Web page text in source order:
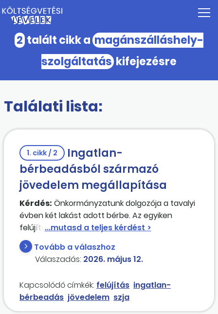
2 talált cikk a magánszálláshely-
szolgáltatás kifejezésre
Találati lista:
1. cikk / 2
Ingatlan-
bérbeadásból származó
jövedelem megállapítása
Kérdés: Önkormányzatunk dolgozója a tavalyi
évben két lakást adott bérbe. Az egyiken
felújítással kapcsolatban sok költség
keletkezett, ez meg is haladta a bevételt, mivel
a lakás nem volt kiadva, csak pár hónapot. Az
összes lakás kiadásának összeadott
vagy csak az adott lakás kiadásából származó
bevétel mértékéig?
Tovább a válaszhoz
Válaszadás: 2026. május 12.
Kapcsolódó címkék: felújítás ingatlan-
bérbeadás jövedelem szja